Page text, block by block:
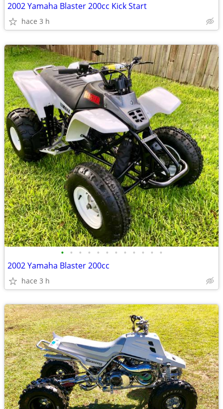
2002 Yamaha Blaster 200cc Kick Start
hace 3 h
• • • • • • • • • • • •
2002 Yamaha Blaster 200cc
hace 3 h